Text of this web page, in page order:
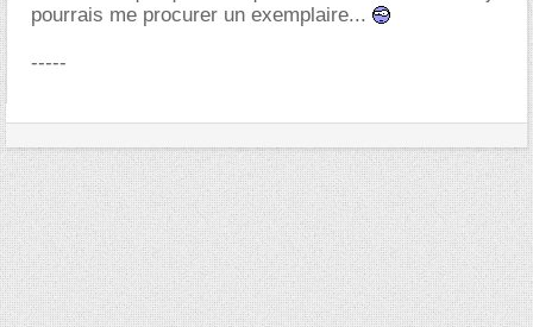
pourrais me procurer un exemplaire...
-----